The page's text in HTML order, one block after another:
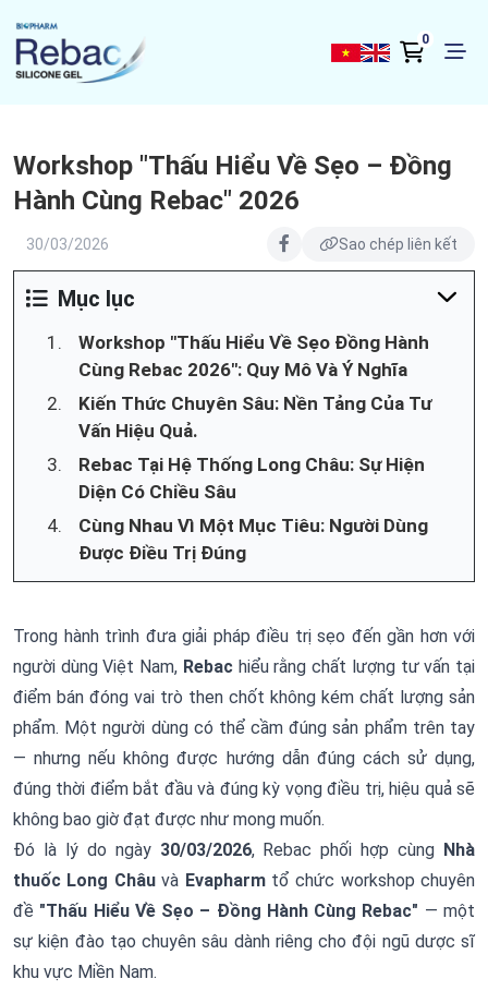
0
Workshop "Thấu Hiểu Về Sẹo – Đồng
Hành Cùng Rebac" 2026
30/03/2026 Sao chép liên kết
Mục lục
Workshop "Thấu Hiểu Về Sẹo Đồng Hành
Cùng Rebac 2026": Quy Mô Và Ý Nghĩa
Kiến Thức Chuyên Sâu: Nền Tảng Của Tư
Vấn Hiệu Quả.
Rebac Tại Hệ Thống Long Châu: Sự Hiện
Diện Có Chiều Sâu
Cùng Nhau Vì Một Mục Tiêu: Người Dùng
Được Điều Trị Đúng
Trong hành trình đưa giải pháp điều trị sẹo đến gần hơn với
người dùng Việt Nam, Rebac hiểu rằng chất lượng tư vấn tại
điểm bán đóng vai trò then chốt không kém chất lượng sản
phẩm. Một người dùng có thể cầm đúng sản phẩm trên tay
— nhưng nếu không được hướng dẫn đúng cách sử dụng,
đúng thời điểm bắt đầu và đúng kỳ vọng điều trị, hiệu quả sẽ
không bao giờ đạt được như mong muốn.
Đó là lý do ngày 30/03/2026, Rebac phối hợp cùng Nhà
thuốc Long Châuvà Evapharmtổ chức workshop chuyên
đề "Thấu Hiểu Về Sẹo – Đồng Hành Cùng Rebac" — một
sự kiện đào tạo chuyên sâu dành riêng cho đội ngũ dược sĩ
khu vực Miền Nam.